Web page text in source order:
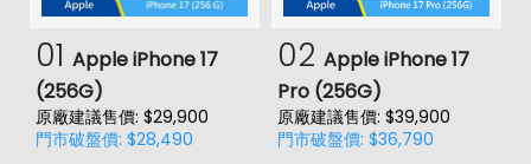
4G FDD LTE頻率
1700(B4), 1800(B3), 2100(B1),
2600(B7), 700(B28), 800(B20),
850(B5), 900(B8)
4G TDD LTE頻率
1900(B39), 2100(B34),
2300(B40), 2500(B41),
01 Apple iPhone 17
(256G)
原廠建議售價: $29,900
門市破盤價: $28,490
02 Apple iPhone 17
Pro (256G)
原廠建議售價: $39,900
門市破盤價: $36,790